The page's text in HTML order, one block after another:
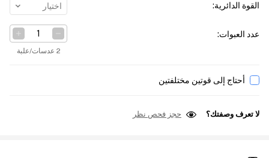
القوة الدائرية: اختيار
عدد العبوات:
2 عدسات/علبة
أحتاج إلى قوتين مختلفتين
لا تعرف وصفتك؟ حجز فحص نظر